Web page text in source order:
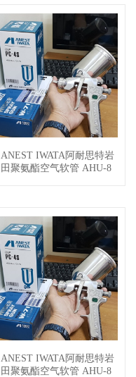
查看详情
ANEST IWATA阿耐思特岩
田聚氨酯空气软管 AHU-8
查看详情
ANEST IWATA阿耐思特岩
田聚氨酯空气软管 AHU-8